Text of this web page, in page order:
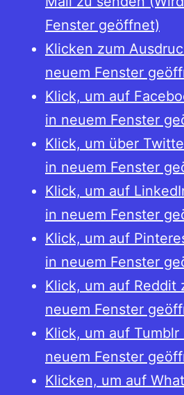
Fenster geöffnet)
Klicken zum
neuem Fenster
Klick, um auf
in neuem Fenster
Klick, um über
in neuem Fenster
Klick, um auf
in neuem Fenster
Klick, um auf
in neuem Fenster
Klick, um auf Reddit
neuem Fenster
Klick, um auf
neuem Fenster
Klicken, um auf